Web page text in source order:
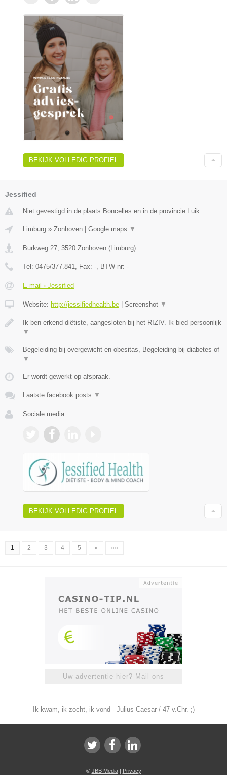
BEKIJK VOLLEDIG PROFIEL
Jessified
Niet gevestigd in de plaats Boncelles en in de provincie Luik.
Limburg » Zonhoven | Google maps ▼
Burkweg 27 3520 Zonhoven (Limburg)
Tel: 0475/377.841 , Fax: - , BTW-nr: -
E-mail › Jessified
Website: http://jessifiedhealth.be | Screenshot ▼
Ik ben erkend diëtiste, aangesloten bij het RIZIV. Ik bied persoonlijk
▼
Begeleiding bij overgewicht en obesitas, Begeleiding bij diabetes of
▼
Er wordt gewerkt op afspraak.
Laatste facebook posts ▼
Sociale media:
BEKIJK VOLLEDIG PROFIEL
1 2 3 4 5 » »»
Uw advertentie hier? Mail ons
Ik kwam, ik zocht, ik vond - Julius Caesar / 47 v.Chr. ;)
© JBB Media| Privacy